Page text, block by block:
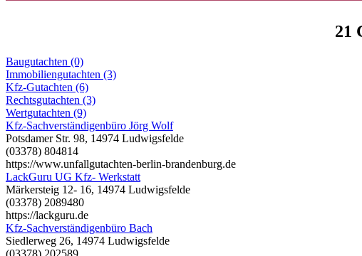
21
Baugutachten (0)
Immobiliengutachten (3)
Kfz-Gutachten (6)
Rechtsgutachten (3)
Wertgutachten (9)
Kfz-Sachverständigenbüro Jörg Wolf
Potsdamer Str. 98, 14974 Ludwigsfelde
(03378) 804814
https://www.unfallgutachten-berlin-brandenburg.de
LackGuru UG Kfz- Werkstatt
Märkersteig 12- 16, 14974 Ludwigsfelde
(03378) 2089480
https://lackguru.de
Kfz-Sachverständigenbüro Bach
Siedlerweg 26, 14974 Ludwigsfelde
(03378) 202589